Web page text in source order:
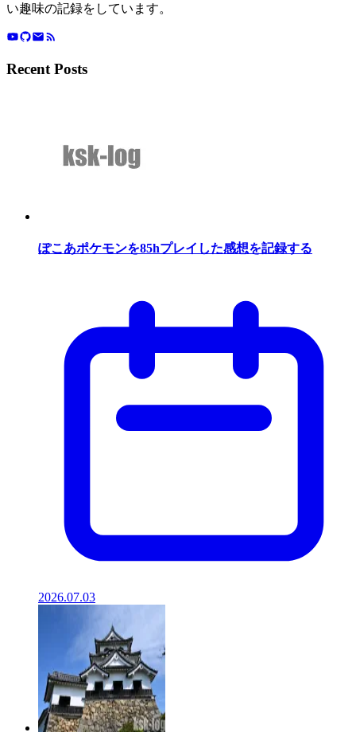
い趣味の記録をしています。
Recent Posts
ぽこあポケモンを85hプレイした感想を記録する
2026.07.03